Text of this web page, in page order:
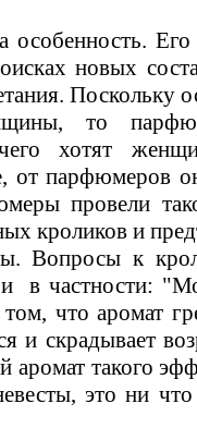
Его
новых
Поскольку
то
хотят
от парфюмеров
провели
кроликов и
Вопросы к
в частности:
что аромат
и скрадывает
аромат такого
это ни что